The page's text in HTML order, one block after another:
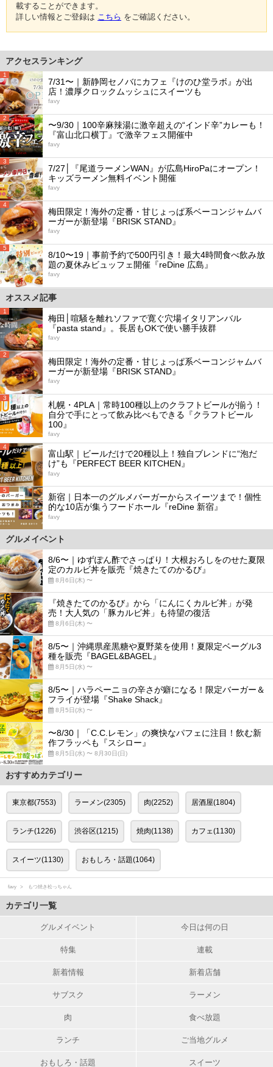
載することができます。
詳しい情報とご登録は こちら をご確認ください。
アクセスランキング
1
7/31〜｜新静岡セノバにカフェ『けのひ堂ラボ』が出
店！濃厚クロックムッシュにスイーツも
favy
2
〜9/30｜100辛麻辣湯に激辛超えの“インド辛”カレーも！
『富山北口横丁』で激辛フェス開催中
favy
3
7/27│『尾道ラーメンWAN』が広島HiroPaにオープン！
キッズラーメン無料イベント開催
favy
4
梅田限定！海外の定番・甘じょっぱ系ベーコンジャムバ
ーガーが新登場『BRISK STAND』
favy
5
8/10〜19｜事前予約で500円引き！最大4時間食べ飲み放
題の夏休みビュッフェ開催『reDine 広島』
favy
オススメ記事
1
梅田│喧騒を離れソファで寛ぐ穴場イタリアンバル
『pasta stand』。長居もOKで使い勝手抜群
favy
2
梅田限定！海外の定番・甘じょっぱ系ベーコンジャムバ
ーガーが新登場『BRISK STAND』
favy
3
札幌・4PLA｜常時100種以上のクラフトビールが揃う！
自分で手にとって飲み比べもできる『クラフトビール
100』
favy
4
富山駅｜ビールだけで20種以上！独自ブレンドに“泡だ
け”も『PERFECT BEER KITCHEN』
favy
5
新宿｜日本一のグルメバーガーからスイーツまで！個性
的な10店が集うフードホール『reDine 新宿』
favy
グルメイベント
8/6〜｜ゆずぽん酢でさっぱり！大根おろしをのせた夏限
定のカルビ丼を販売『焼きたてのかるび』
8月6日(木) 〜
『焼きたてのかるび』から「にんにくカルビ丼」が発
売！大人気の「豚カルビ丼」も待望の復活
8月6日(木) 〜
8/5〜｜沖縄県産黒糖や夏野菜を使用！夏限定ベーグル3
種を販売『BAGEL&BAGEL』
8月5日(水) 〜
8/5〜｜ハラペーニョの辛さが癖になる！限定バーガー＆
フライが登場『Shake Shack』
8月5日(水) 〜
〜8/30｜「C.C.レモン」の爽快なパフェに注目！飲む新
作フラッペも『スシロー』
8月5日(水) 〜 8月30日(日)
おすすめカテゴリー
東京都(7553) ラーメン(2305) 肉(2252) 居酒屋(1804)
ランチ(1226) 渋谷区(1215) 焼肉(1138) カフェ(1130)
スイーツ(1130) おもしろ・話題(1064)
favy もつ焼き松っちゃん
カテゴリ一覧
グルメイベント 今日は何の日
特集 連載
新着情報 新着店舗
サブスク ラーメン
肉 食べ放題
ランチ ご当地グルメ
おもしろ・話題 スイーツ